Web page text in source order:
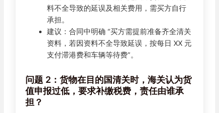
料不全导致的延误及相关费用，需买方自行
承担。
建议：合同中明确 “买方需提前准备齐全清关
资料，若因资料不全导致延误，按每日 XX 元
支付滞港费和车辆等待费”。
问题 2：货物在目的国清关时，海关认为货
值申报过低，要求补缴税费，责任由谁承
担？